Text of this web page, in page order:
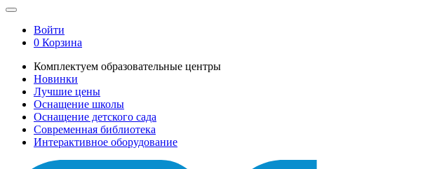
Войти
0 Корзина
Комплектуем образовательные центры
Новинки
Лучшие цены
Оснащение школы
Оснащение детского сада
Современная библиотека
Интерактивное оборудование